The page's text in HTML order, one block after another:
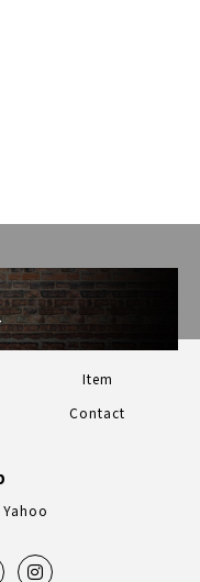
Item
Contact
Yahoo